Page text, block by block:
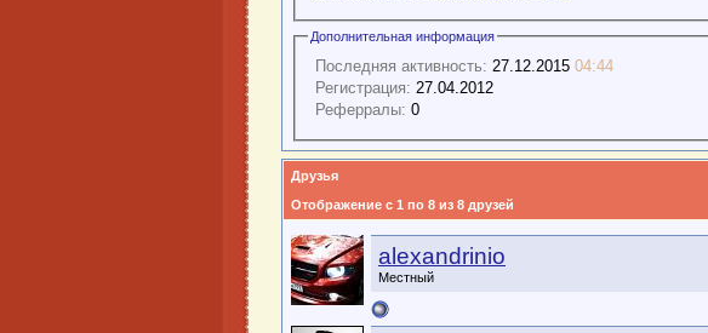
Дополнительная информация
Последняя активность: 27.12.2015 04:44
Регистрация: 27.04.2012
Реферралы: 0
Друзья
Отображение с 1 по 8 из 8 друзей
alexandrinio
Местный